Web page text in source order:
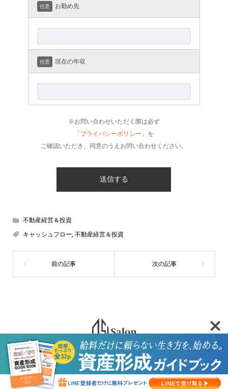
任意 お勤め先
任意 現在の年収
※お問い合わせいただく際は必ず
「 プライバシーポリシー 」を
ご確認いただき、同意のうえお問い合わせください。
不動産経営＆投資
キャッシュフロー, 不動産経営＆投資
HOME
セミナー・相談会
新着記事